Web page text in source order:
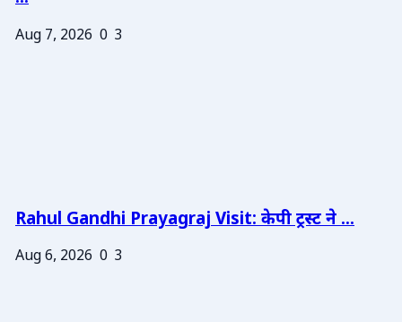
Aug 7, 2026 0 3
Rahul Gandhi Prayagraj Visit: केपी ट्रस्ट ने ...
Aug 6, 2026 0 3